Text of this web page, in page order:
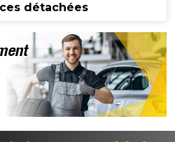
détachées